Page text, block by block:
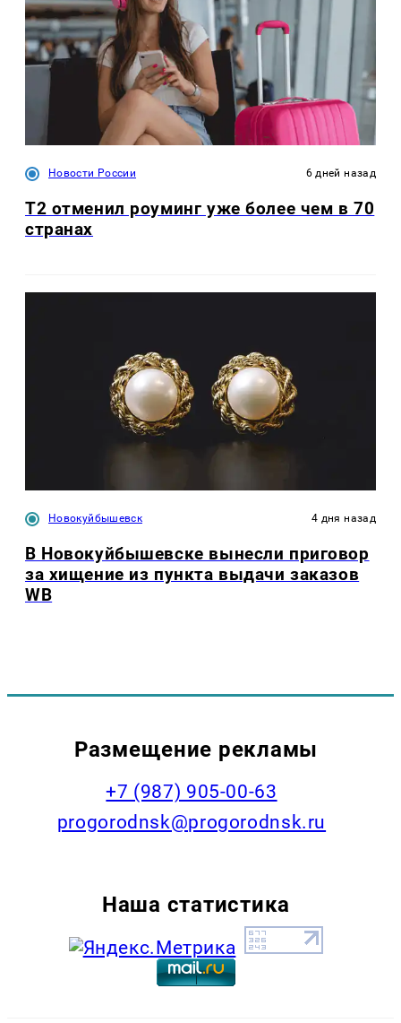
Новости России 6 дней назад
Т2 отменил роуминг уже более чем в 70
странах
Новокуйбышевск 4 дня назад
В Новокуйбышевске вынесли приговор
за хищение из пункта выдачи заказов
WB
Размещение рекламы
+7 (987) 905-00-63
progorodnsk@progorodnsk.ru
Наша статистика